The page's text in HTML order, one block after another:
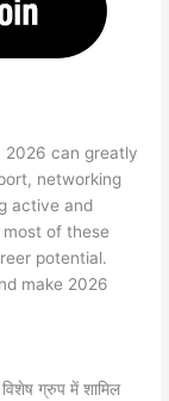
2026 can greatly
networking
active and
of these
potential.
make 2026
ग्रुप में शामिल